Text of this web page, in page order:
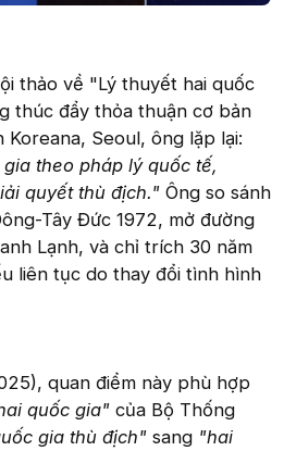
thảo về "Lý thuyết hai quốc
thúc đẩy thỏa thuận cơ bản
Koreana, Seoul, ông lặp lại:
theo pháp lý quốc tế,
quyết thù địch." Ông so sánh
Tây Đức 1972, mở đường
Lạnh, và chỉ trích 30 năm
liên tục do thay đổi tình hình
quan điểm này phù hợp
quốc gia" của Bộ Thống
gia thù địch" sang "hai